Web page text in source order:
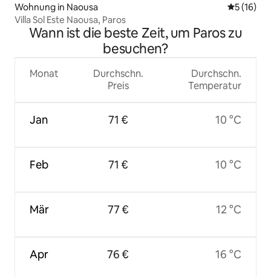
Wohnung in Naousa
5 (16)
Villa Sol Este Naousa, Paros
Wann ist die beste Zeit, um Paros zu
besuchen?
Monat
Jan
Feb
Mär
Apr
Durchschn.
Preis
71 €
71 €
77 €
76 €
Durchschn.
Temperatur
10 °C
10 °C
12 °C
16 °C